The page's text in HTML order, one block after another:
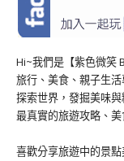
Hi~我們是【紫色微笑
旅行、美食、親子生活
探索世界，發掘美味
最真實的旅遊攻略、美
喜歡分享旅遊中的景